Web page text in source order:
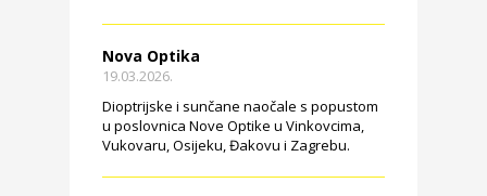
Nova Optika
19.03.2026.
Dioptrijske i sunčane naočale s popustom
u poslovnica Nove Optike u Vinkovcima,
Vukovaru, Osijeku, Đakovu i Zagrebu.